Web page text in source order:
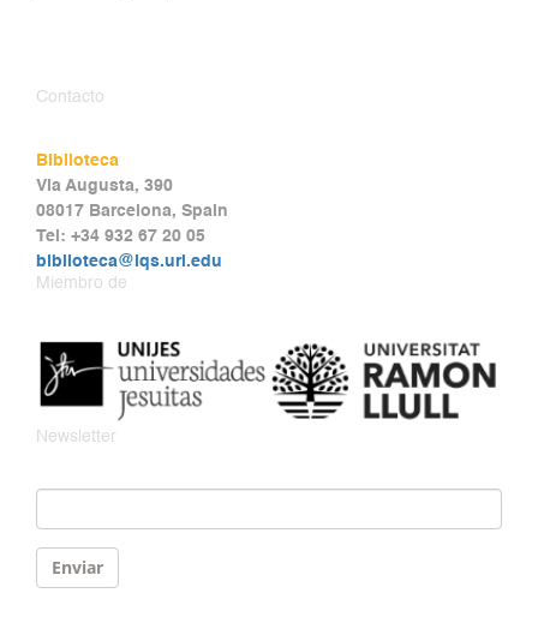
Contacto
Biblioteca
Via Augusta, 390
08017 Barcelona, Spain
Tel: +34 932 67 20 05
biblioteca@iqs.url.edu
Miembro de
Newsletter
Enviar